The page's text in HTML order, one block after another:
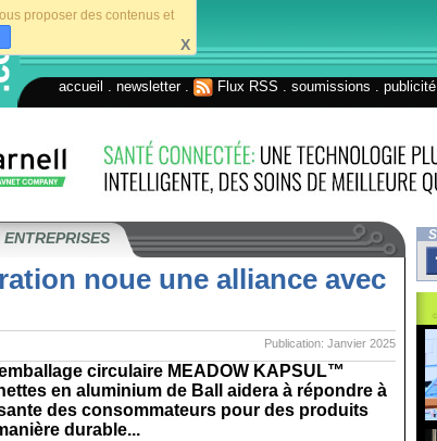
proposer des contenus et
X
accueil newsletter. Flux RSS soumissions publicité
noue une alliance avec
Publication: Janvier 2025
circulaire MEADOW KAPSUL™
en aluminium de Ball aidera à répondre à
des consommateurs pour des produits
durable...